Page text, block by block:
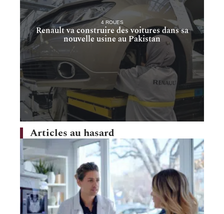
4 ROUES
Renault va construire des voitures dans sa
nouvelle usine au Pakistan
Articles au hasard